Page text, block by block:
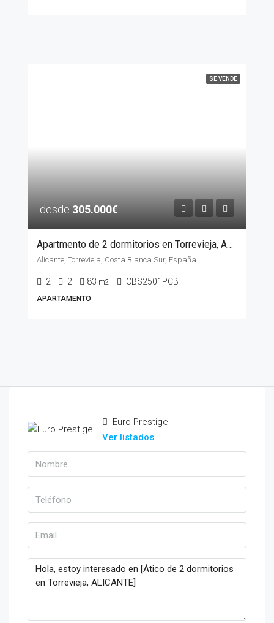
SE VENDE
desde 305.000€
Apartmento de 2 dormitorios en Torrevieja, ALICANTE
Alicante, Torrevieja, Costa Blanca Sur, España
2 2 83 m2 CBS2501PCB
APARTAMENTO
Euro Prestige
Ver listados